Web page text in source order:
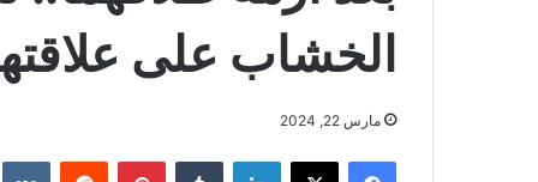
الخشاب على
مارس 22, 2024
فيسبوك ‫X لينكدإن بينتيريست